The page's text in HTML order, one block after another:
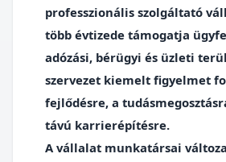
professzionális szolgáltató
több évtizede támogatja
adózási, bérügyi és üzleti
szervezet kiemelt figyelmet
fejlődésre, a
távú karrierépítésre.
A vállalat munkatársai